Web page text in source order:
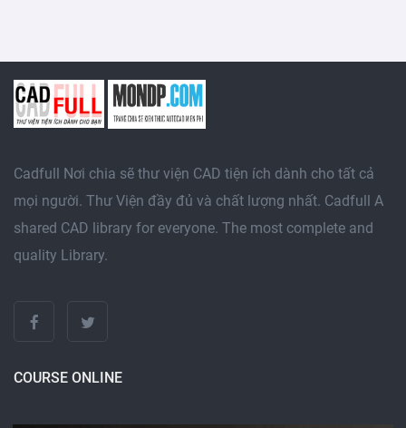
Cadfull Nơi chia sẽ thư viện CAD tiện ích dành cho tất cả
mọi người. Thư Viện đầy đủ và chất lượng nhất. Cadfull A
shared CAD library for everyone. The most complete and
quality Library.
COURSE ONLINE